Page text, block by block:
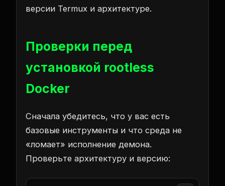
версии Termux и архитектуре.
Проверки перед
установкой rootless
Docker
Сначала убедитесь, что у вас есть
базовые инструменты и что среда не
«ломает» исполнение демона.
Проверьте архитектуру и версию: